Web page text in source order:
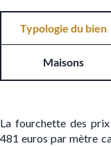
Typologie du bien
Maisons
La fourchette des
481 euros par mètre